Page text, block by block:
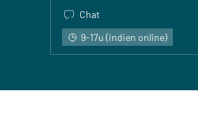
Chat
9-17u (indien online)